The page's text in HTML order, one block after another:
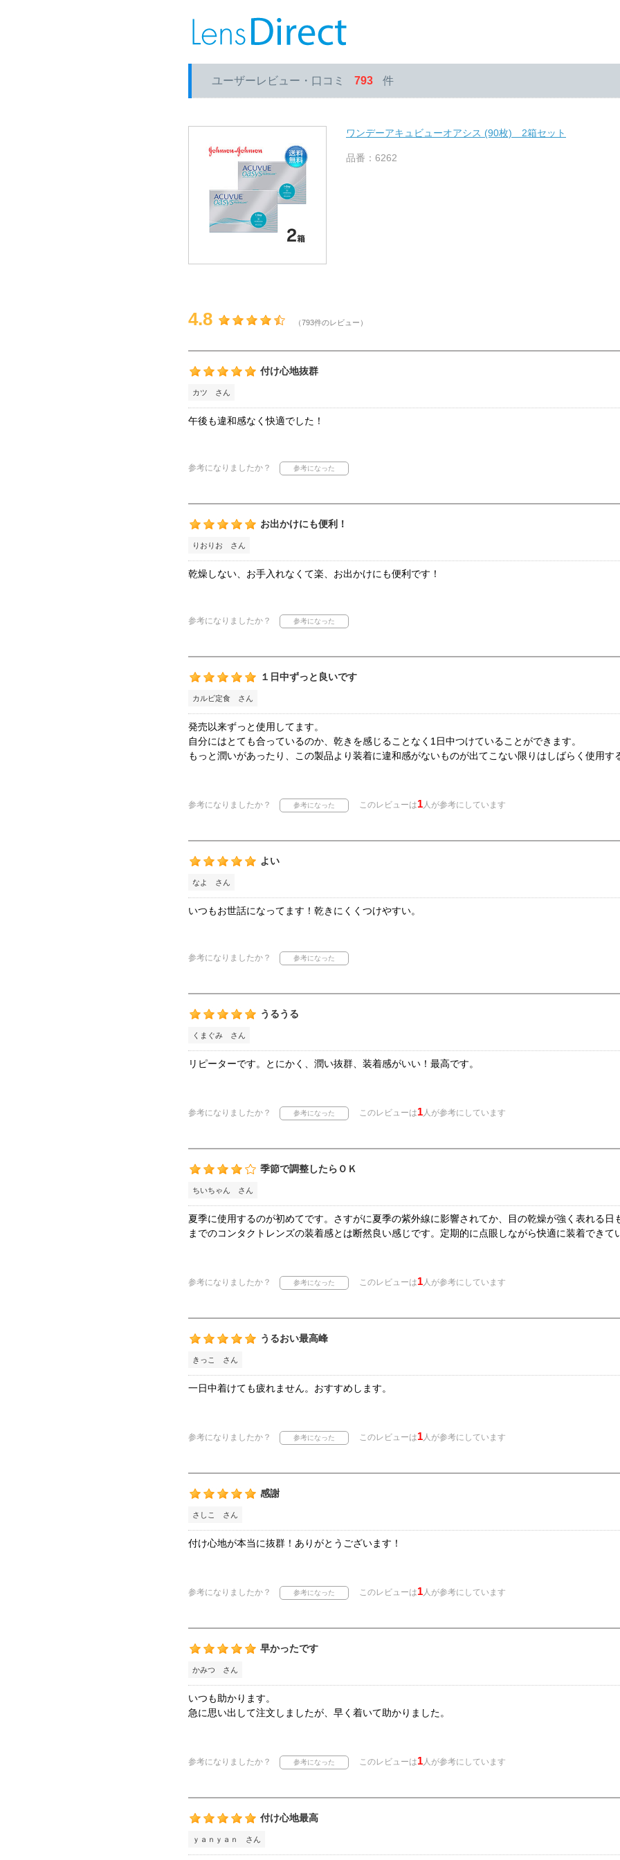
ユーザーレビュー・口コミ 793 件
ワンデーアキュビューオアシス (90枚) 2箱セット
品番：6262
4.8 （793件のレビュー）
付け心地抜群
カツ さん
午後も違和感なく快適でした！
参考になりましたか？
お出かけにも便利！
りおりお さん
乾燥しない、お手入れなくて楽、お出かけにも便利です！
参考になりましたか？
１日中ずっと良いです
カルビ定食 さん
発売以来ずっと使用してます。
自分にはとても合っているのか、乾きを感じることなく1日中つけていることができます。
もっと潤いがあったり、この製品より装着に違和感がないものが出てこない限りはしばらく使用す
参考になりましたか？ このレビューは1人が参考にしています
よい
なよ さん
いつもお世話になってます！乾きにくくつけやすい。
参考になりましたか？
うるうる
くまぐみ さん
リピーターです。とにかく、潤い抜群、装着感がいい！最高です。
参考になりましたか？ このレビューは1人が参考にしています
季節で調整したらＯＫ
ちいちゃん さん
夏季に使用するのが初めてです。さすがに夏季の紫外線に影響されてか、目の乾燥が強く表れる日
までのコンタクトレンズの装着感とは断然良い感じです。定期的に点眼しながら快適に装着できて
参考になりましたか？ このレビューは1人が参考にしています
うるおい最高峰
きっこ さん
一日中着けても疲れません。おすすめします。
参考になりましたか？ このレビューは1人が参考にしています
感謝
さしこ さん
付け心地が本当に抜群！ありがとうございます！
参考になりましたか？ このレビューは1人が参考にしています
早かったです
かみつ さん
いつも助かります。
急に思い出して注文しましたが、早く着いて助かりました。
参考になりましたか？ このレビューは1人が参考にしています
付け心地最高
ｙａｎｙａｎ さん